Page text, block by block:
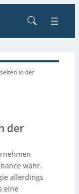
in der
der
wahr.
allerdings
eine